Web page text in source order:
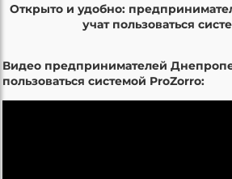
Открыто и удобно:
учат пользоваться
Видео предпринимателей
пользоваться системой ProZorro: